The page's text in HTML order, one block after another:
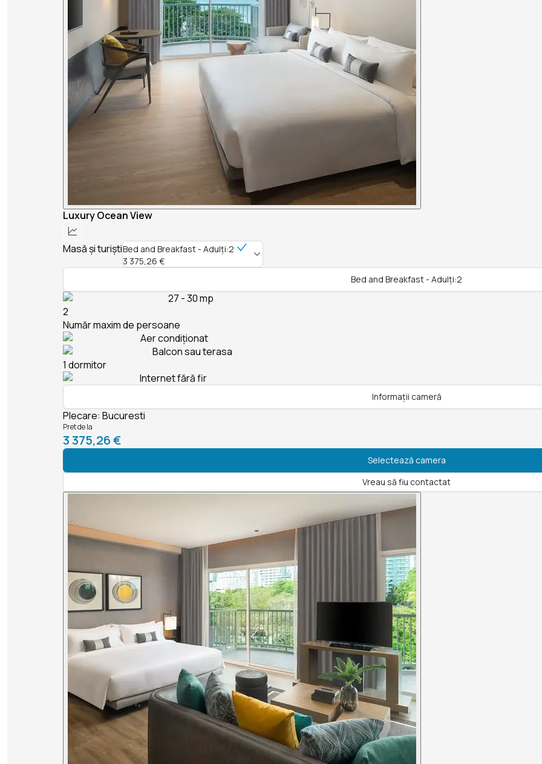
Luxury Ocean View
Masă și turiștiBed and Breakfast - Adulți:2
3 375,26 €
Bed and Breakfast - Adulți:2
27 - 30 mp
2
Număr maxim de persoane
Aer condiționat
Balcon sau terasa
1 dormitor
Internet fără fir
Informații cameră
Plecare: Bucuresti
Pret de la
3 375,26 €
Selectează camera
Vreau să fiu contactat